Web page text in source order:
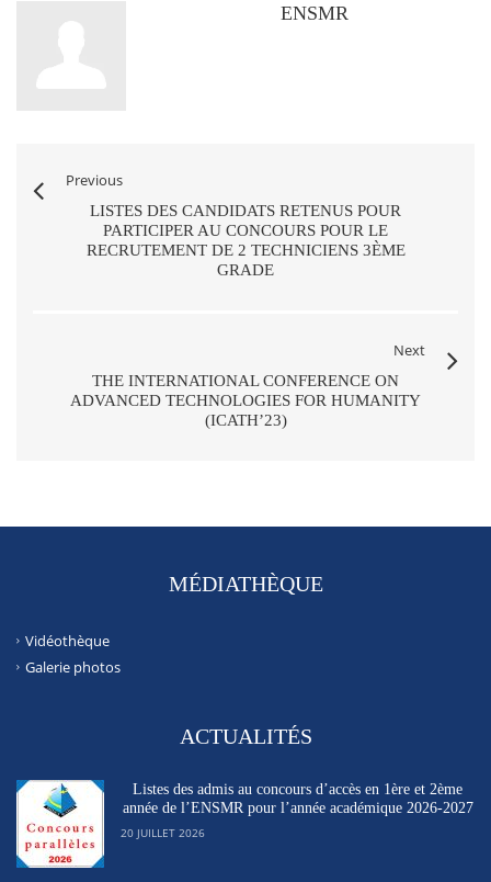
ENSMR
Previous
LISTES DES CANDIDATS RETENUS POUR
PARTICIPER AU CONCOURS POUR LE
RECRUTEMENT DE 2 TECHNICIENS 3ÈME
GRADE
Next
THE INTERNATIONAL CONFERENCE ON
ADVANCED TECHNOLOGIES FOR HUMANITY
(ICATH’23)
MÉDIATHÈQUE
Vidéothèque
Galerie photos
ACTUALITÉS
Listes des admis au concours d’accès en 1ère et 2ème
année de l’ENSMR pour l’année académique 2026-2027
20 JUILLET 2026